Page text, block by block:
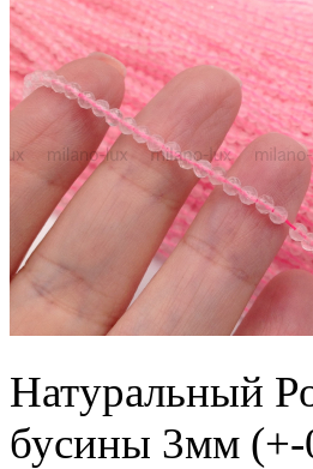
Натуральный
бусины 3мм (+-